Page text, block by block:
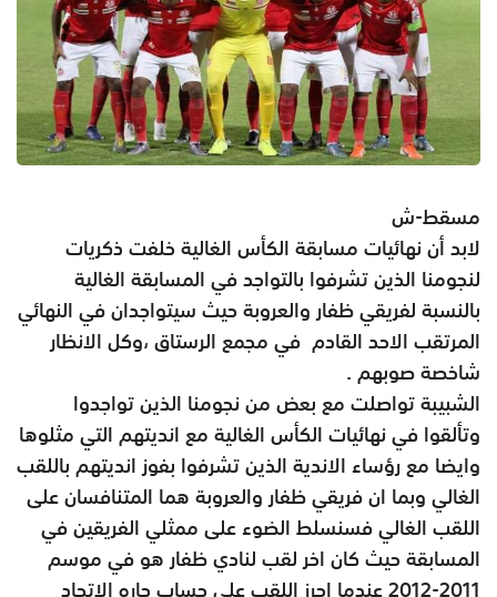
مسقط-ش
لابد أن نهائيات مسابقة الكأس الغالية خلفت ذكريات
لنجومنا الذين تشرفوا بالتواجد في المسابقة الغالية
بالنسبة لفريقي ظفار والعروبة حيث سيتواجدان في النهائي
المرتقب الاحد القادم في مجمع الرستاق ،وكل الانظار
شاخصة صوبهم .
الشبيبة تواصلت مع بعض من نجومنا الذين تواجدوا
وتألقوا في نهائيات الكأس الغالية مع انديتهم التي مثلوها
وايضا مع رؤساء الاندية الذين تشرفوا بفوز انديتهم باللقب
الغالي وبما ان فريقي ظفار والعروبة هما المتنافسان على
اللقب الغالي فسنسلط الضوء على ممثلي الفريقين في
المسابقة حيث كان اخر لقب لنادي ظفار هو في موسم
2011-2012 عندما احرز اللقب على حساب جاره الإتحاد